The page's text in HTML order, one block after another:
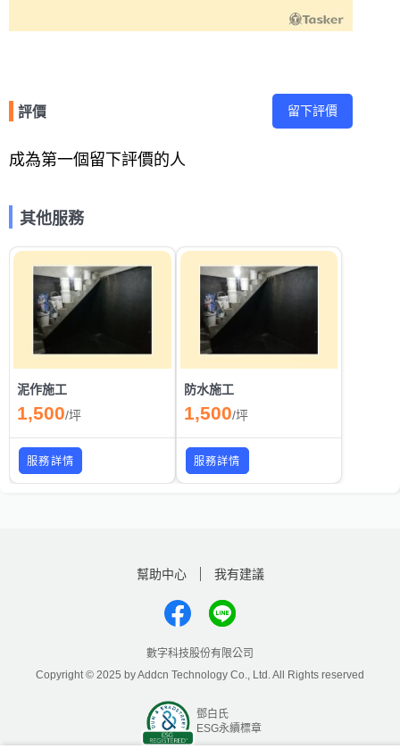
評價 留下評價
成為第一個留下評價的人
其他服務
泥作施工
1,500/坪
服務詳情
防水施工
1,500/坪
服務詳情
幫助中心 我有建議
數字科技股份有限公司
Copyright © 2025 by Addcn Technology Co., Ltd. All Rights reserved
鄧白氏
ESG永續標章